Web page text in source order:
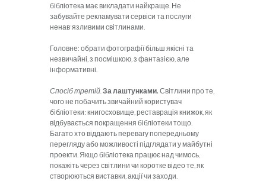
бібліотека має викладати найкраще. Не
забувайте рекламувати сервіси та послуги
ненав'язливими світлинами.
Головне: обрати фотографії більш якісні та
незвичайні, з посмішкою, з фантазією, але
інформативні.
Спосіб третій. За лаштунками. Світлини про те,
чого не побачить звичайний користувач
бібліотеки: книгосховище, реставрація книжок, як
відбувається покращення бібліотеки тощо.
Багато хто віддають перевагу попередньому
перегляду або можливості підглядати у майбутні
проекти. Якщо бібліотека працює над чимось,
покажіть через світлини чи коротке відео те, як
створюються виставки, акції чи заходи.